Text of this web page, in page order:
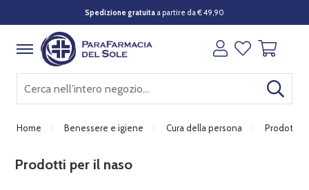
Spedizione gratuitaa partire da € 49,90
Home Benessere e igiene Cura della persona Prodotti
Prodotti per il naso